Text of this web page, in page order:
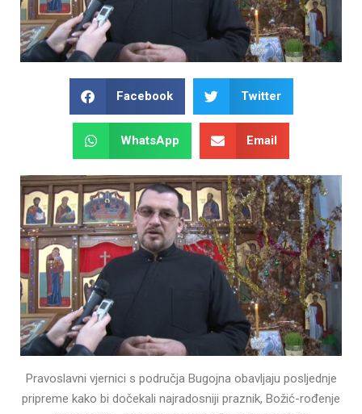
Facebook Twitter
WhatsApp Email
Pravoslavni vjernici s područja Bugojna obavljaju posljednje
pripreme kako bi dočekali najradosniji praznik, Božić-rođenje